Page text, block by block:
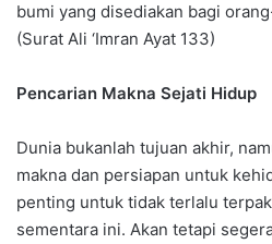
bumi yang disediakan bagi
(Surat Ali ‘Imran Ayat 133)
Pencarian Makna Sejati Hidup
Dunia bukanlah tujuan akhir,
makna dan persiapan untuk
penting untuk tidak terlalu
sementara ini. Akan tetapi